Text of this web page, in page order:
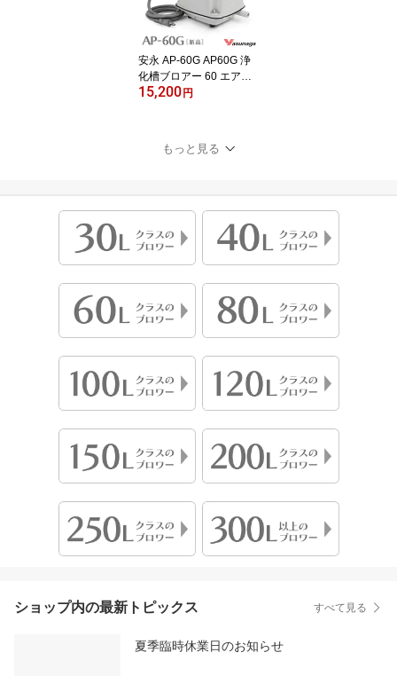
安永 AP-60G AP60G 浄
化槽ブロアー 60 エアポ
ンプ 浄化槽ブロワー 浄
アーポンプ 安永エアーポ
ンプ 浄化槽エアーポンプ
付】
15,200 円
もっと見る
ショップ内の最新トピックス すべて見る
夏季臨時休業日のお知らせ